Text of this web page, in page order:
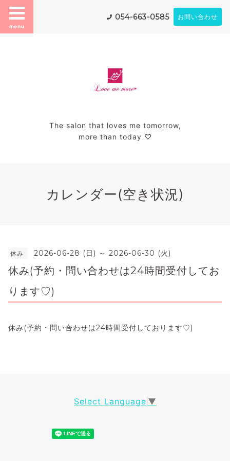
menu
054-663-0585 お問い合わせ
The salon that loves me tomorrow,
more than today ♡
カレンダー(空き状況)
休み 2026-06-28 (日) ～ 2026-06-30 (火)
休み(予約・問い合わせは24時間受付してお
ります♡)
休み(予約・問い合わせは24時間受付しております♡)
Select Language ▼